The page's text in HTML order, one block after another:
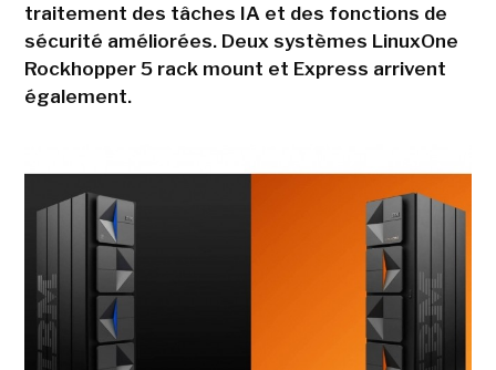
traitement des tâches IA et des fonctions de
sécurité améliorées. Deux systèmes LinuxOne
Rockhopper 5 rack mount et Express arrivent
également.